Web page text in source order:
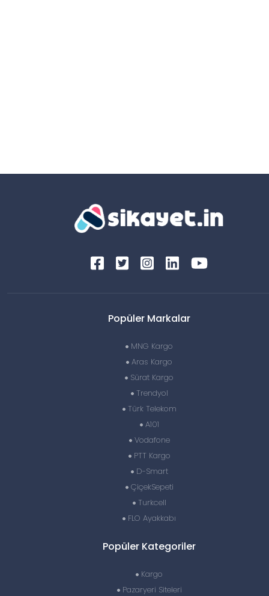
Popüler Markalar
MNG Kargo
Aras Kargo
Sürat Kargo
Trendyol
Türk Telekom
A101
Vodafone
PTT Kargo
D-Smart
ÇiçekSepeti
Turkcell
FLO Ayakkabı
Popüler Kategoriler
Kargo
Pazaryeri Siteleri